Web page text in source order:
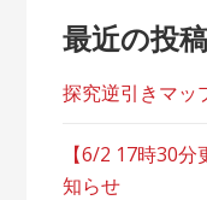
最近の投稿
探究逆引きマッ
【6/2 17時30
知らせ